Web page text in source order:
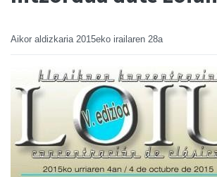
Aikor aldizkaria 2015eko irailaren 28a